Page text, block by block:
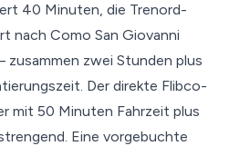
40 Minuten, die Trenord-
nach Como San Giovanni
zwei Stunden plus
Der direkte Flibco-
mit 50 Minuten Fahrzeit plus
Eine vorgebuchte